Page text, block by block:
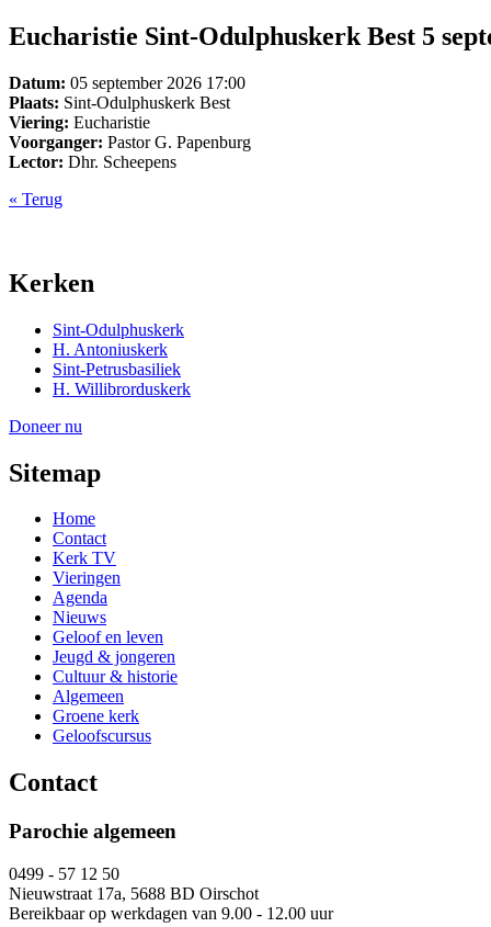
Eucharistie Sint-Odulphuskerk Best 5
Datum: 05 september 2026 17:00
Plaats: Sint-Odulphuskerk Best
Viering: Eucharistie
Voorganger: Pastor G. Papenburg
Lector: Dhr. Scheepens
« Terug
Kerken
Sint-Odulphuskerk
H. Antoniuskerk
Sint-Petrusbasiliek
H. Willibrorduskerk
Doneer nu
Sitemap
Home
Contact
Kerk TV
Vieringen
Agenda
Nieuws
Geloof en leven
Jeugd & jongeren
Cultuur & historie
Algemeen
Groene kerk
Geloofscursus
Contact
Parochie algemeen
0499 - 57 12 50
Nieuwstraat 17a, 5688 BD Oirschot
Bereikbaar op werkdagen van 9.00 - 12.00 uur